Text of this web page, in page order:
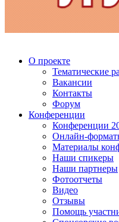
О проекте
Тематические
Вакансии
Контакты
Форум
Конференции
Конференции
Онлайн-
Материалы
Наши спикеры
Наши партнеры
Фотоотчеты
Видео
Отзывы
Помощь